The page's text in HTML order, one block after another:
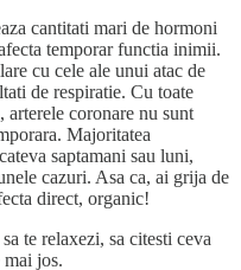
cantitati mari de hormoni
temporar functia inimii.
cu cele ale unui atac de
de respiratie. Cu toate
coronare nu sunt
Majoritatea
saptamani sau luni,
cazuri. Asa ca, ai grija de
direct, organic!
te relaxezi, sa citesti ceva
jos.